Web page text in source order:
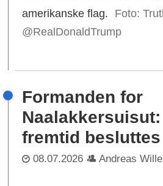
amerikanske flag.
Foto:
@RealDonaldTrump
Formanden for
fremtid
08.07.2026 Andreas Wille